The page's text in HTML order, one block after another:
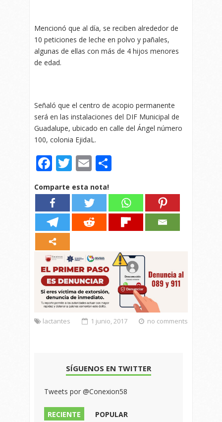
Mencionó que al día, se reciben alrededor de
10 peticiones de leche en polvo y pañales,
algunas de ellas con más de 4 hijos menores
de edad.
Señaló que el centro de acopio permanente
será en las instalaciones del DIF Municipal de
Guadalupe, ubicado en calle del Ángel número
100, colonia EjidaL.
Facebook
Twitter
Email
Comparte esta nota!
lactantes 1 junio, 2017 no comments
SÍGUENOS EN TWITTER
Tweets por @Conexion58
RECIENTE POPULAR